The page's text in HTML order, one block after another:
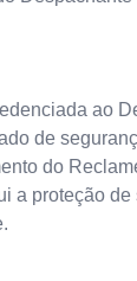
ao
de
do
a proteção de